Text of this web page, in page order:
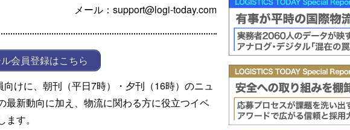
メール：support@logi-today.com
会員登録はこちら
けに、朝刊（平日7時）・夕刊（16時）のニュ
最新動向に加え、物流に関わる方に役立つイベ
す。